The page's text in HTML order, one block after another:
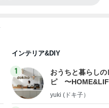
インテリア&DIY
1
おうちと暮らしの
ピ 〜
yuki (ドキ子）